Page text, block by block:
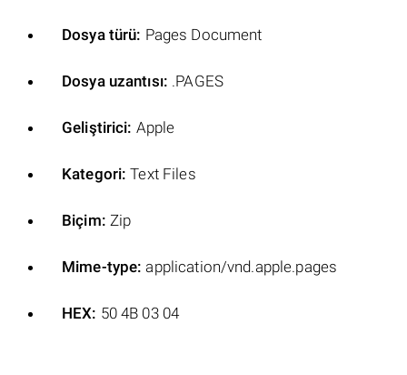
Dosya türü: Pages Document
Dosya uzantısı: .PAGES
Geliştirici: Apple
Kategori: Text Files
Biçim: Zip
Mime-type: application/vnd.apple.pages
HEX: 50 4B 03 04